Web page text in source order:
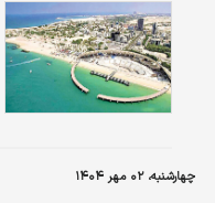
چهارشنبه، ۰۲ مهر ۱۴۰۴